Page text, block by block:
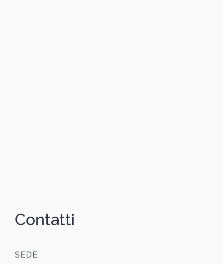
Contatti
SEDE